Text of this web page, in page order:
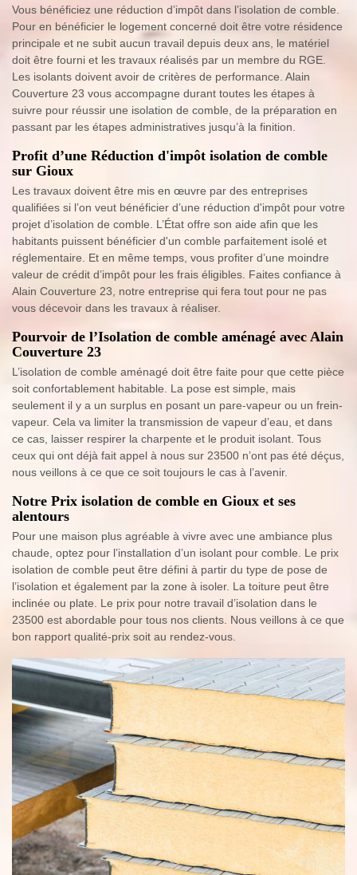
Vous bénéficiez une réduction d’impôt dans l’isolation de comble.
Pour en bénéficier le logement concerné doit être votre résidence
principale et ne subit aucun travail depuis deux ans, le matériel
doit être fourni et les travaux réalisés par un membre du RGE.
Les isolants doivent avoir de critères de performance. Alain
Couverture 23 vous accompagne durant toutes les étapes à
suivre pour réussir une isolation de comble, de la préparation en
passant par les étapes administratives jusqu’à la finition.
Profit d’une Réduction d'impôt isolation de comble
sur Gioux
Les travaux doivent être mis en œuvre par des entreprises
qualifiées si l’on veut bénéficier d’une réduction d'impôt pour votre
projet d’isolation de comble. L’État offre son aide afin que les
habitants puissent bénéficier d'un comble parfaitement isolé et
réglementaire. Et en même temps, vous profiter d’une moindre
valeur de crédit d’impôt pour les frais éligibles. Faites confiance à
Alain Couverture 23, notre entreprise qui fera tout pour ne pas
vous décevoir dans les travaux à réaliser.
Pourvoir de l’Isolation de comble aménagé avec Alain
Couverture 23
L’isolation de comble aménagé doit être faite pour que cette pièce
soit confortablement habitable. La pose est simple, mais
seulement il y a un surplus en posant un pare-vapeur ou un frein-
vapeur. Cela va limiter la transmission de vapeur d’eau, et dans
ce cas, laisser respirer la charpente et le produit isolant. Tous
ceux qui ont déjà fait appel à nous sur 23500 n’ont pas été déçus,
nous veillons à ce que ce soit toujours le cas à l’avenir.
Notre Prix isolation de comble en Gioux et ses
alentours
Pour une maison plus agréable à vivre avec une ambiance plus
chaude, optez pour l’installation d’un isolant pour comble. Le prix
isolation de comble peut être défini à partir du type de pose de
l’isolation et également par la zone à isoler. La toiture peut être
inclinée ou plate. Le prix pour notre travail d’isolation dans le
23500 est abordable pour tous nos clients. Nous veillons à ce que
bon rapport qualité-prix soit au rendez-vous.